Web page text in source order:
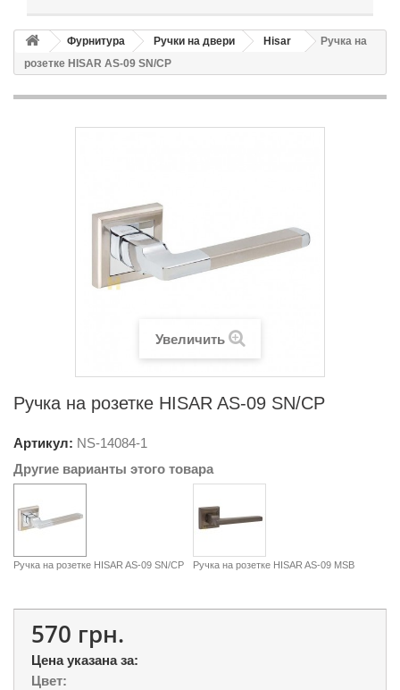
Фурнитура Ручки на двери Hisar
Ручка на
розетке HISAR AS-09 SN/CP
Увеличить
Ручка на розетке HISAR AS-09 SN/CP
Артикул: NS-14084-1
Другие варианты этого товара
Ручка на розетке HISAR AS-09 SN/CP Ручка на розетке HISAR AS-09 MSB
570 грн.
Цена указана за:
Цвет: